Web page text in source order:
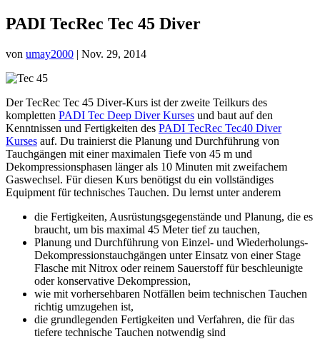
PADI TecRec Tec 45 Diver
von umay2000 | Nov. 29, 2014
Der TecRec Tec 45 Diver-Kurs ist der zweite Teilkurs des
kompletten PADI Tec Deep Diver Kurses und baut auf den
Kenntnissen und Fertigkeiten des PADI TecRec Tec40 Diver
Kurses auf. Du trainierst die Planung und Durchführung von
Tauchgängen mit einer maximalen Tiefe von 45 m und
Dekompressionsphasen länger als 10 Minuten mit zweifachem
Gaswechsel. Für diesen Kurs benötigst du ein vollständiges
Equipment für technisches Tauchen. Du lernst unter anderem
die Fertigkeiten, Ausrüstungsgegenstände und Planung, die es
braucht, um bis maximal 45 Meter tief zu tauchen,
Planung und Durchführung von Einzel- und Wiederholungs-
Dekompressionstauchgängen unter Einsatz von einer Stage
Flasche mit Nitrox oder reinem Sauerstoff für beschleunigte
oder konservative Dekompression,
wie mit vorhersehbaren Notfällen beim technischen Tauchen
richtig umzugehen ist,
die grundlegenden Fertigkeiten und Verfahren, die für das
tiefere technische Tauchen notwendig sind